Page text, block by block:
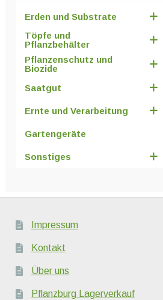
Erden und Substrate
Töpfe und
Pflanzbehälter
Pflanzenschutz und
Biozide
Saatgut
Ernte und Verarbeitung
Gartengeräte
Sonstiges
Impressum
Kontakt
Über uns
Pflanzburg Lagerverkauf